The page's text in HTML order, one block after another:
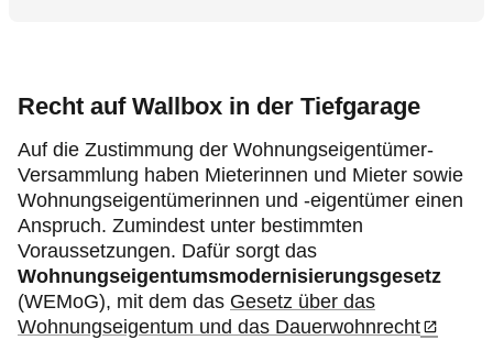
Recht auf Wallbox in der Tiefgarage
Auf die Zustimmung der Wohnungseigentümer-
Versammlung haben Mieterinnen und Mieter sowie
Wohnungseigentümerinnen und -eigentümer einen
Anspruch. Zumindest unter bestimmten
Voraussetzungen. Dafür sorgt das
Wohnungseigentumsmodernisierungsgesetz
(WEMoG), mit dem das Gesetz über das
Wohnungseigentum und das Dauerwohnrecht